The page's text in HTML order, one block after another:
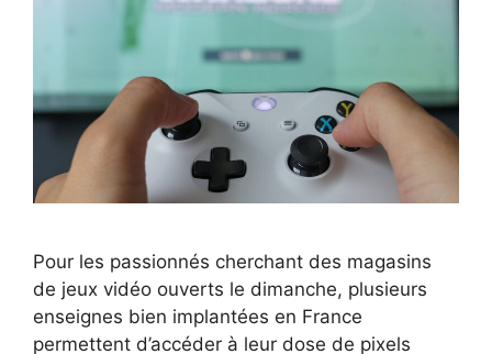
Pour les passionnés cherchant des magasins
de jeux vidéo ouverts le dimanche, plusieurs
enseignes bien implantées en France
permettent d’accéder à leur dose de pixels